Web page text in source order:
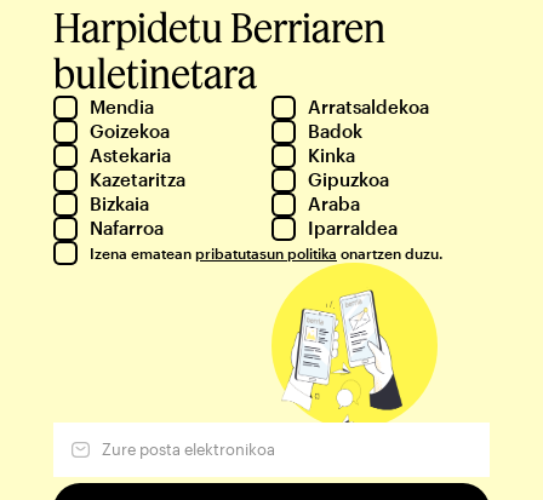
Harpidetu Berriaren
buletinetara
Mendia
Arratsaldekoa
Goizekoa
Badok
Astekaria
Kinka
Kazetaritza
Gipuzkoa
Bizkaia
Araba
Nafarroa
Iparraldea
Izena ematean pribatutasun politika onartzen duzu.